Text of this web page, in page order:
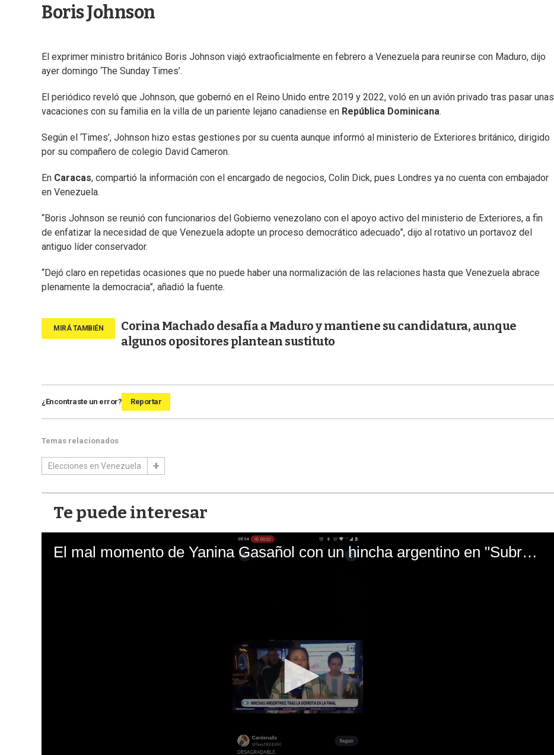
Boris Johnson
El exprimer ministro británico Boris Johnson viajó extraoficialmente en febrero a Venezuela para reunirse con Maduro, dijo
ayer domingo ‘The Sunday Times’.
El periódico reveló que Johnson, que gobernó en el Reino Unido entre 2019 y 2022, voló en un avión privado tras pasar unas
vacaciones con su familia en la villa de un pariente lejano canadiense en República Dominicana.
Según el ‘Times’, Johnson hizo estas gestiones por su cuenta aunque informó al ministerio de Exteriores británico, dirigido
por su compañero de colegio David Cameron.
En Caracas, compartió la información con el encargado de negocios, Colin Dick, pues Londres ya no cuenta con embajador
en Venezuela.
“Boris Johnson se reunió con funcionarios del Gobierno venezolano con el apoyo activo del ministerio de Exteriores, a fin
de enfatizar la necesidad de que Venezuela adopte un proceso democrático adecuado”, dijo al rotativo un portavoz del
antiguo líder conservador.
“Dejó claro en repetidas ocasiones que no puede haber una normalización de las relaciones hasta que Venezuela abrace
plenamente la democracia”, añadió la fuente.
Corina Machado desafía a Maduro y mantiene su candidatura, aunque
algunos opositores plantean sustituto
¿Encontraste un error? Reportar
Temas relacionados
Elecciones en Venezuela
Te puede interesar
El mal momento de Yanina Gasañol con un hincha argentino en "Subrayado"